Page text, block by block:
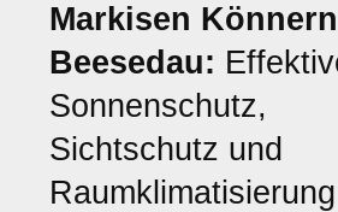
Markisen Könnern
Beesedau:
Sonnenschutz,
Sichtschutz und